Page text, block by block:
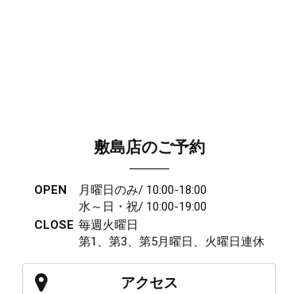
敷島店のご予約
OPEN
月曜日のみ/ 10:00-18:00
水～日・祝/ 10:00-19:00
CLOSE 毎週火曜日
第1、第3、第5月曜日、火曜日連休
アクセス